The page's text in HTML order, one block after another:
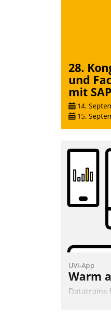
28.
und
mit
14.
15.
UVI-App
Warm
Datatrains